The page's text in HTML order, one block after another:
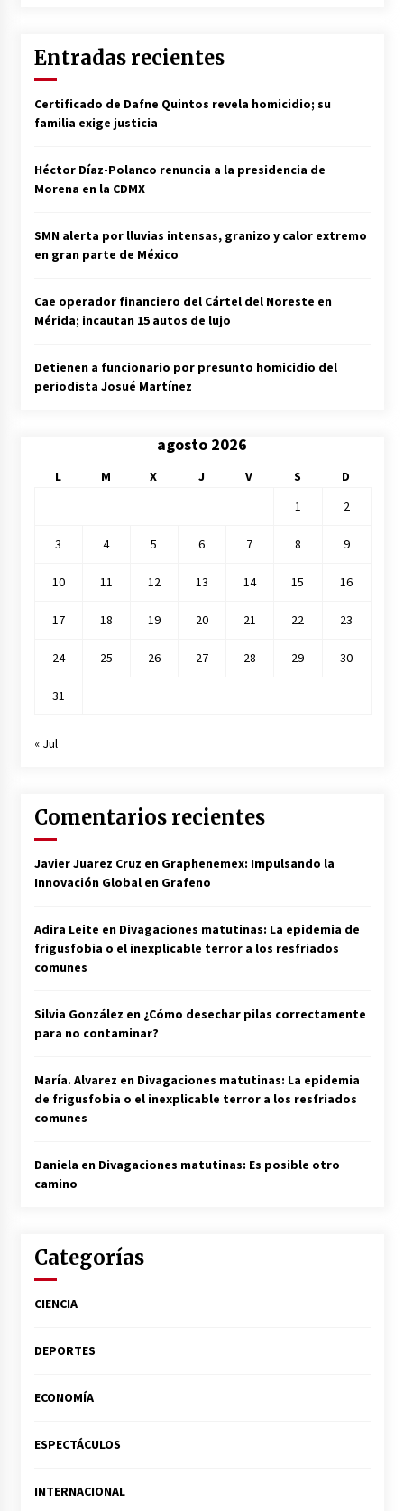
Entradas recientes
Certificado de Dafne Quintos revela homicidio; su
familia exige justicia
Héctor Díaz-Polanco renuncia a la presidencia de
Morena en la CDMX
SMN alerta por lluvias intensas, granizo y calor extremo
en gran parte de México
Cae operador financiero del Cártel del Noreste en
Mérida; incautan 15 autos de lujo
Detienen a funcionario por presunto homicidio del
periodista Josué Martínez
agosto 2026
L M X J V S
D
1
2
3 4 5 6 7 8 9
10 11 12 13 14 15 16
17 18 19 20 21 22 23
24 25 26 27 28 29 30
31
« Jul
Comentarios recientes
Javier Juarez Cruz en Graphenemex: Impulsando la
Innovación Global en Grafeno
Adira Leite en Divagaciones matutinas: La epidemia de
frigusfobia o el inexplicable terror a los resfriados
comunes
Silvia González en ¿Cómo desechar pilas correctamente
para no contaminar?
María. Alvarez en Divagaciones matutinas: La epidemia
de frigusfobia o el inexplicable terror a los resfriados
comunes
Daniela en Divagaciones matutinas: Es posible otro
camino
Categorías
CIENCIA
DEPORTES
ECONOMÍA
ESPECTÁCULOS
INTERNACIONAL